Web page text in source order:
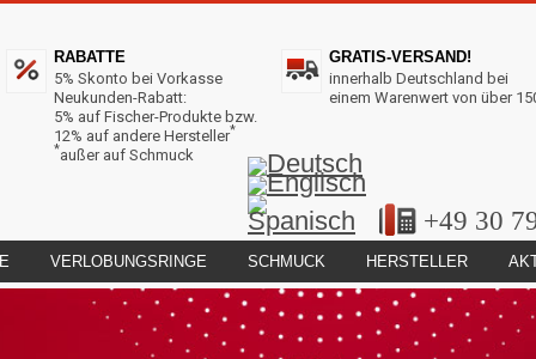
RABATTE
5% Skonto bei Vorkasse
Neukunden-Rabatt:
5% auf Fischer-Produkte bzw.
12% auf andere Hersteller*
*außer auf Schmuck
GRATIS-VERSAND!
innerhalb Deutschland bei
einem Warenwert von über
+49 30
VERLOBUNGSRINGE SCHMUCK HERSTELLER